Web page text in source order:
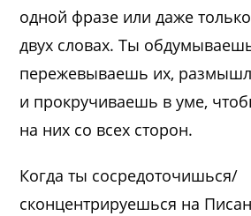
одной фразе или даже
двух словах. Ты
пережевываешь их,
и прокручиваешь в уме,
на них со всех сторон.
Когда ты сосредоточишься/
сконцентрируешься на